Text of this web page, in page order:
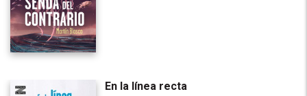
En la línea recta